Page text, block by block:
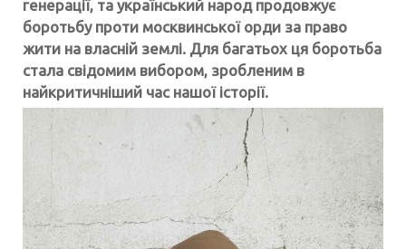
генерації, та український народ продовжує
боротьбу проти москвинської орди за право
жити на власній землі. Для багатьох ця боротьба
стала свідомим вибором, зробленим в
найкритичніший час нашої історії.